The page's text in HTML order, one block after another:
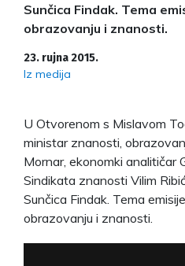
Sunčica Findak. Tema
obrazovanju i znanosti.
23. rujna 2015.
Iz medija
U Otvorenom s Mislavom
ministar znanosti,
Mornar, ekonomki analitičar
Sindikata znanosti Vilim
Sunčica Findak. Tema
obrazovanju i znanosti.